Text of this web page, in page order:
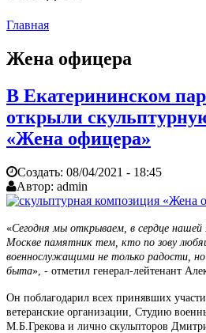
Главная
Жена офицера
В Екатерининском
открыли
«Жена офицера»
Создать: 08/04/2021 - 18:45
Автор: admin
«Сегодня мы открываем, в сердце нашей
Москве памятник тем, кто по зову
военнослужащими не только радости,
быта», - отметил генерал-лейтенант
Он поблагодарил всех принявших
ветеранские организации, Студию
М.Б.Грекова и лично скульпторов